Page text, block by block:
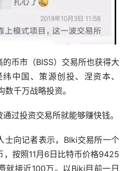
币市（BISS）交易所也获得大
中国、策源创投、涅资本、
千万战略投资。
投资交易所就能够赚快钱。
向记者表示，BIki交易所一个
，按照11月6日比特币价格9425
就接近100万。以Biki目前一日